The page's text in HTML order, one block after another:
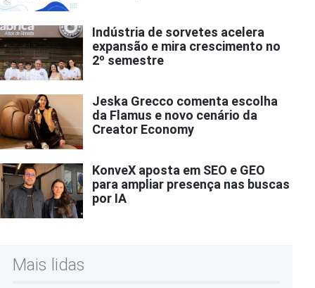
Indústria de sorvetes acelera
expansão e mira crescimento no
2º semestre
Jeska Grecco comenta escolha
da Flamus e novo cenário da
Creator Economy
KonveX aposta em SEO e GEO
para ampliar presença nas buscas
por IA
Mais lidas